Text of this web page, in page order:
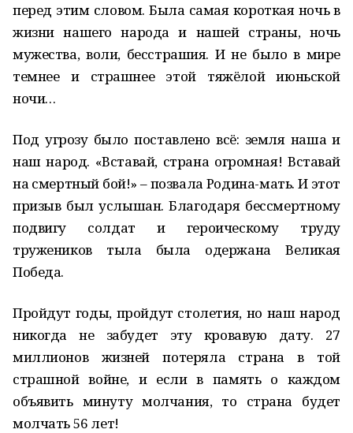
перед этим словом. Была самая короткая ночь в
жизни нашего народа и нашей страны, ночь
мужества, воли, бесстрашия. И не было в мире
темнее и страшнее этой тяжёлой июньской
ночи…
Под угрозу было поставлено всё: земля наша и
наш народ. «Вставай, страна огромная! Вставай
на смертный бой!» – позвала Родина-мать. И этот
призыв был услышан. Благодаря бессмертному
подвигу солдат и героическому труду
тружеников тыла была одержана Великая
Победа.
Пройдут годы, пройдут столетия, но наш народ
никогда не забудет эту кровавую дату. 27
миллионов жизней потеряла страна в той
страшной войне, и если в память о каждом
объявить минуту молчания, то страна будет
молчать 56 лет!